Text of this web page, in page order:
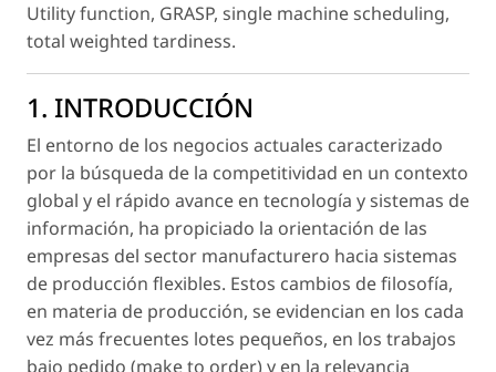
Utility function, GRASP, single machine scheduling,
total weighted tardiness.
1. INTRODUCCIÓN
El entorno de los negocios actuales caracterizado
por la búsqueda de la competitividad en un contexto
global y el rápido avance en tecnología y sistemas de
información, ha propiciado la orientación de las
empresas del sector manufacturero hacia sistemas
de producción flexibles. Estos cambios de filosofía,
en materia de producción, se evidencian en los cada
vez más frecuentes lotes pequeños, en los trabajos
bajo pedido (make to order) y en la relevancia